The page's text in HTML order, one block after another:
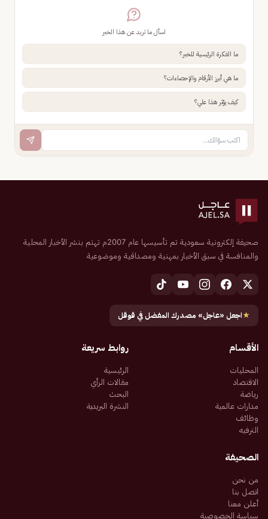
اسأل ما تريد عن هذا الخبر
ما الفكرة الرئيسية للخبر؟
ما هي أبرز الأرقام والإحصاءات؟
كيف يؤثر هذا علي؟
صحيفة إلكترونية سعودية تم تأسيسها عام 2007م تهتم بنشر الأخبار المحلية
والمنافسة في سبق الأخبار بمهنية ومصداقية وموضوعية
★اجعل «عاجل» مصدرك المفضل في قوقل
الأقسام
المحليات
الاقتصاد
رياضة
مدارات عالمية
وظائف
الترفيه
روابط سريعة
الرئيسية
مقالات الرأي
البحث
النشرة البريدية
الصحيفة
من نحن
اتصل بنا
أعلن معنا
سياسة الخصوصية